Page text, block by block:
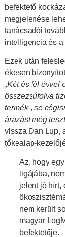
befektető
megjelenése
tanácsadói
intelligencia és a
Ezek után
ékesen
„Két és fél évvel
összezsúfolva
termék-, se
árazást még
vissza Dan Lup,
tőkealap-
Az, hogy
ligájába,
jelent jó hírt,
nem került
magyar
befektetője.